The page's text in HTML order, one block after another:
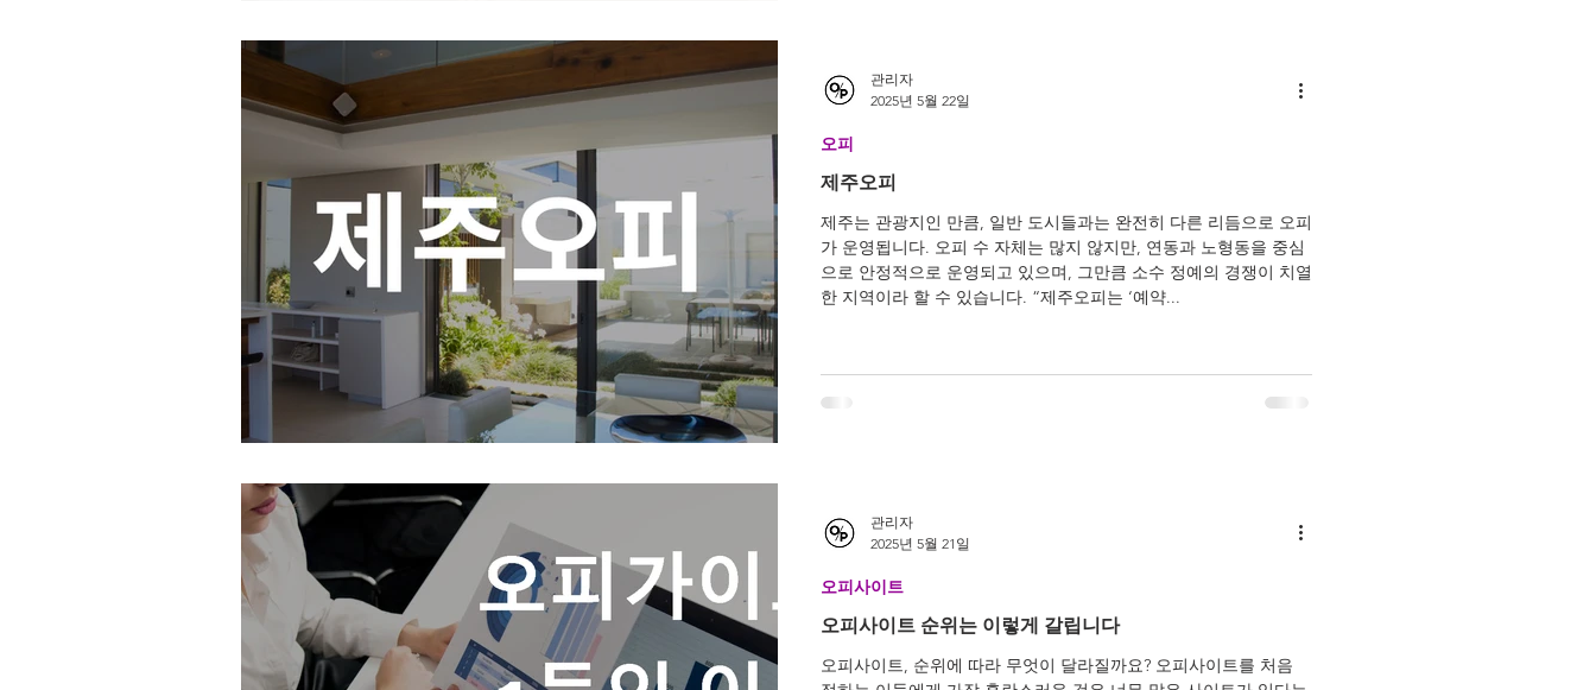
제주오피
제주는 관광지인 만큼, 일반 도시들과는 완전히 다른 리듬으로 오피
가 운영됩니다. 오피 수 자체는 많지 않지만, 연동과 노형동을 중심
으로 안정적으로 운영되고 있으며, 그만큼 소수 정예의 경쟁이 치열
한 지역이라 할 수 있습니다. “제주오피는 ‘예약...
오피
관리자
2025년 5월 22일
오피사이트 순위는 이렇게 갈립니다
오피사이트, 순위에 따라 무엇이 달라질까요? 오피사이트를 처음
오피사이트
관리자
2025년 5월 21일